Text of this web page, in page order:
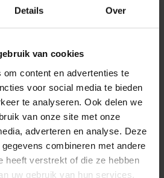
Details Over
van cookies
om content en advertenties te
voor social media te bieden
te analyseren. Ook delen we
van onze site met onze
adverteren en analyse. Deze
combineren met andere
heeft verstrekt of die ze hebben
uw gebruik van hun services.
snacken
2026| 6 min
hotspots op Curaçao: van parels
de kust tot lokale favorieten
2026| 7 min